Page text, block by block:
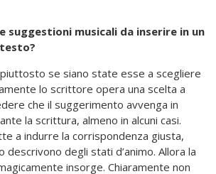
suggestioni musicali da inserire in un
se siano state esse a scegliere
lo scrittore opera una scelta a
che il suggerimento avvenga in
la scrittura, almeno in alcuni casi.
a indurre la corrispondenza giusta,
degli stati d’animo. Allora la
insorge. Chiaramente non